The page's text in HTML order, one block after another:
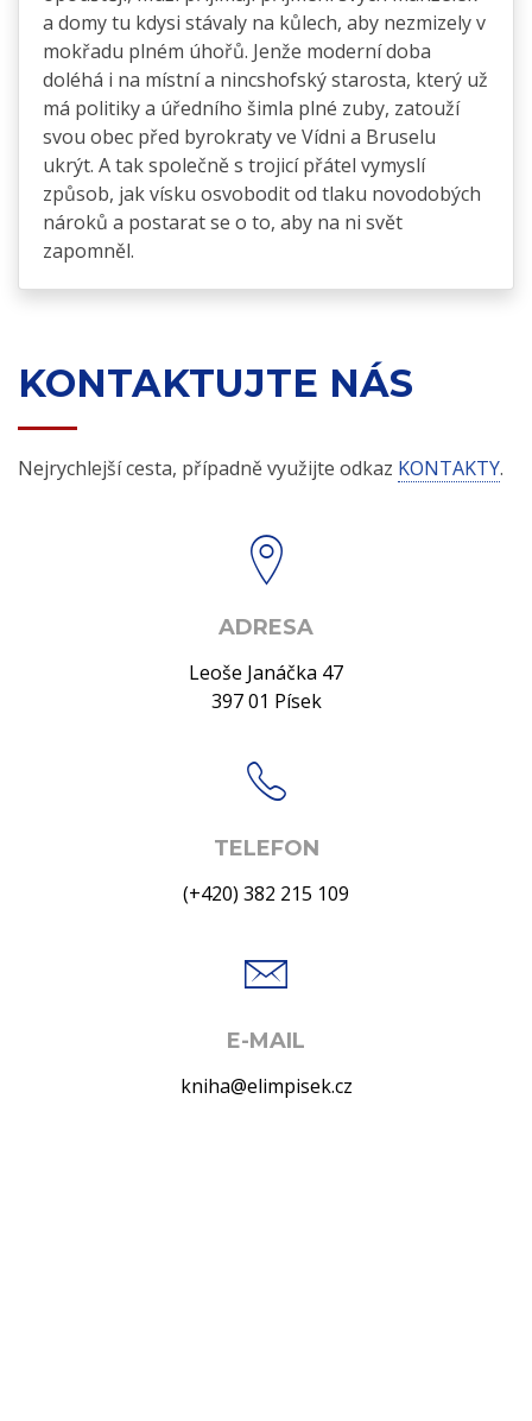
a domy tu kdysi stávaly na kůlech, aby nezmizely v
mokřadu plném úhořů. Jenže moderní doba
doléhá i na místní a nincshofský starosta, který už
má politiky a úředního šimla plné zuby, zatouží
svou obec před byrokraty ve Vídni a Bruselu
ukrýt. A tak společně s trojicí přátel vymyslí
způsob, jak vísku osvobodit od tlaku novodobých
nároků a postarat se o to, aby na ni svět
zapomněl.
KONTAKTUJTE NÁS
Nejrychlejší cesta, případně využijte odkaz KONTAKTY.
ADRESA
Leoše Janáčka 47
397 01 Písek
TELEFON
(+420) 382 215 109
E-MAIL
kniha@elimpisek.cz